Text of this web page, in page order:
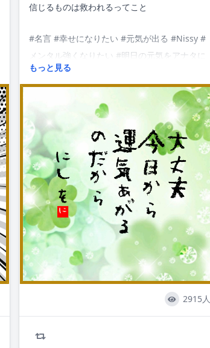
信じるものは救われるってこと
#名言 #幸せになりたい #元気が出る #Nissy #
メンタル強くなりたい #明日の元気をアナタに
#心に響く言葉 #メンタルヘルスケア #前向き #
心に刺さる言葉
#quotes #canbehappy #cheerup #mental
#followme
もっと見る
2915人